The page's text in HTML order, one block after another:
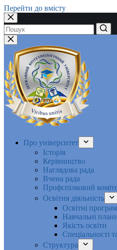
Перейти до вмісту
Немає
результатів
Про університет
Історія
Керівництво
Наглядова рада
Вчена рада
Профспілковий
Освітня діяльність
Освітні
Навчальні
Якість освіти
Спеціальності
Структура